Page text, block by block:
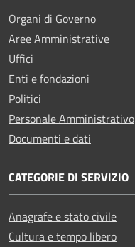
Organi di Governo
Aree Amministrative
Uffici
Enti e fondazioni
Politici
Personale Amministrativo
Documenti e dati
CATEGORIE DI SERVIZIO
Anagrafe e stato civile
Cultura e tempo libero